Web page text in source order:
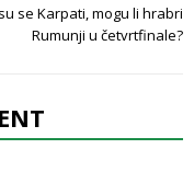
se Karpati, mogu li hrabri
Rumunji u četvrtfinale?